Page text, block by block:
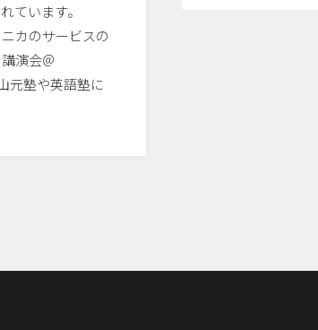
ています。
カのサービスの
演会＠
元塾や英語塾に